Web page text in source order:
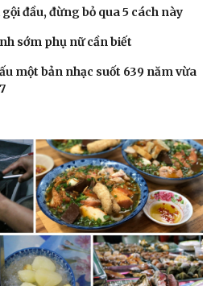
đầu, đừng bỏ qua 5 cách này
sớm phụ nữ cần biết
một bản nhạc suốt 639 năm vừa